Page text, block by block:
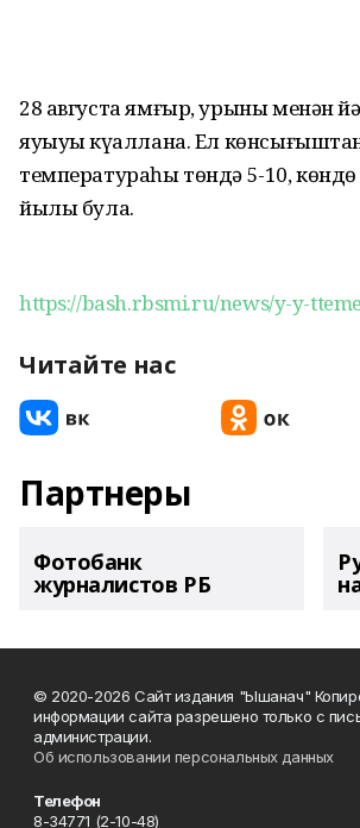
28 августа ямғыр, урыны менән
яуыуы күҙаллана. Ел
температураһы төндә 5-10,
йылы була.
https://bash.rbsmi.ru/news/y-y-
Читайте нас
Партнеры
Фотобанк
журналистов РБ
© 2020-2026 Сайт издания "Ышанач"
информации сайта разрешено только с
администрации.
Об использовании персональных данных
Телефон
8-34771 (2-10-48)